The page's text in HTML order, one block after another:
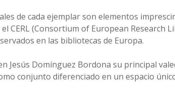
de cada ejemplar son elementos
(Consortium of European Research
en las bibliotecas de Europa.
Domínguez Bordona su principal
conjunto diferenciado en un espacio